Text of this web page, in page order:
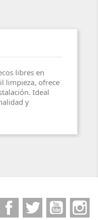
libres en
limpieza, ofrece
Ideal
y
FacebookTwitter YouTube